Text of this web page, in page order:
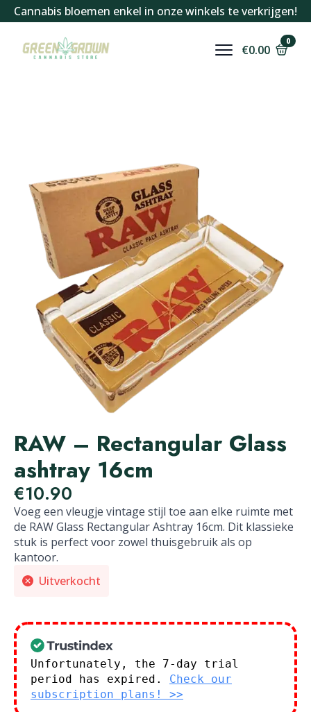
Cannabis bloemen enkel in onze winkels te verkrijgen!
€0.00
0
RAW – Rectangular Glass
ashtray 16cm
€10.90
Voeg een vleugje vintage stijl toe aan elke ruimte met
de RAW Glass Rectangular Ashtray 16cm. Dit klassieke
stuk is perfect voor zowel thuisgebruik als op
kantoor.
Uitverkocht
Unfortunately, the 7-day trial
period has expired. Check our
subscription plans! >>